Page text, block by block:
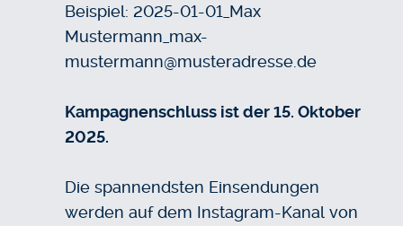
Beispiel: 2025-01-01_Max
Mustermann_max-
mustermann@musteradresse.de
Kampagnenschluss ist der 15. Oktober
2025.
Die spannendsten Einsendungen
werden auf dem Instagram-Kanal von